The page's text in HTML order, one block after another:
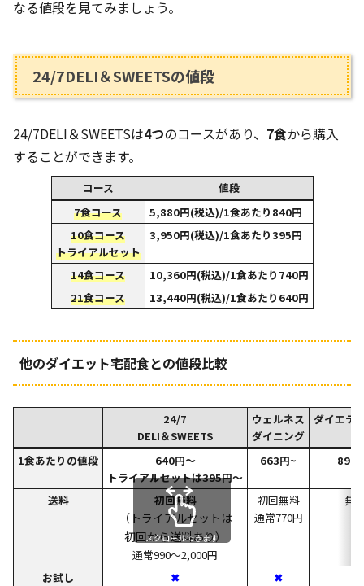
なる値段を見てみましょう。
24/7DELI＆SWEETSの値段
24/7DELI＆SWEETSは4つのコースがあり、 7食から購入
することができます。
コース
値段
7食コース
5,880円(税込)/1食あたり840円
10食コース
トライアルセット
3,950円(税込)/1食あたり395円
14食コース
10,360円(税込)/1食あたり740円
21食コース
13,440円(税込)/1食あたり640円
他のダイエット宅配食との値段比較
24/7
DELI＆SWEETS
ウェルネス
ダイニング
ダイエテ
1食あたりの値段
640円～
トライアルセットは395円～
663円~ 898
送料 初回無料
（トライアルセットは
初回から送料あり）
通常990～2,000円
初回無料
通常770円
無
お試し ✖ ✖
スクロールできます